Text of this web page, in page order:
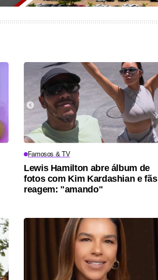
Famosos & TV
Lewis Hamilton abre álbum de
fotos com Kim Kardashian e fãs
reagem: "amando"